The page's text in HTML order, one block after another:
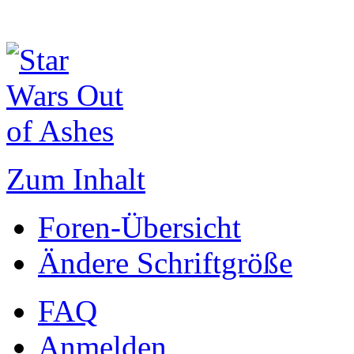
Zum Inhalt
Foren-Übersicht
Ändere Schriftgröße
FAQ
Anmelden